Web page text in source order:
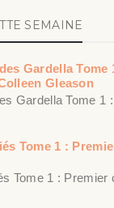
SEMAINE
Gardella Tome
Gleason
Gardella Tome 1
Tome 1 :
Tome 1 : Premier